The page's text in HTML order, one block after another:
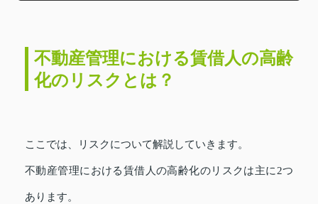
不動産管理における賃借人の高齢
化のリスクとは？
ここでは、リスクについて解説していきます。
不動産管理における賃借人の高齢化のリスクは主に2つ
あります。